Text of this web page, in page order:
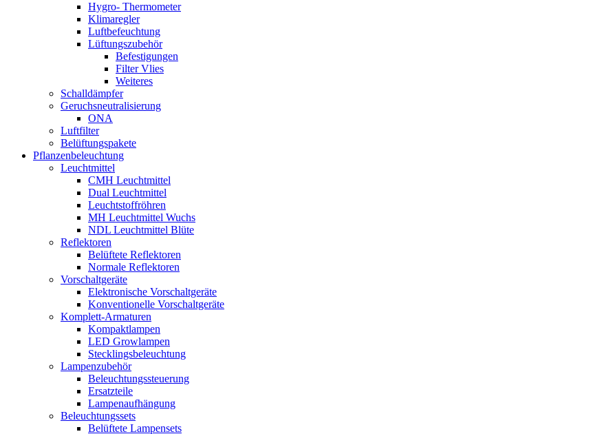
Hygro- Thermometer
Klimaregler
Luftbefeuchtung
Lüftungszubehör
Befestigungen
Filter Vlies
Weiteres
Schalldämpfer
Geruchsneutralisierung
ONA
Luftfilter
Belüftungspakete
Pflanzenbeleuchtung
Leuchtmittel
CMH Leuchtmittel
Dual Leuchtmittel
Leuchtstoffröhren
MH Leuchtmittel Wuchs
NDL Leuchtmittel Blüte
Reflektoren
Belüftete Reflektoren
Normale Reflektoren
Vorschaltgeräte
Elektronische Vorschaltgeräte
Konventionelle Vorschaltgeräte
Komplett-Armaturen
Kompaktlampen
LED Growlampen
Stecklingsbeleuchtung
Lampenzubehör
Beleuchtungssteuerung
Ersatzteile
Lampenaufhängung
Beleuchtungssets
Belüftete Lampensets